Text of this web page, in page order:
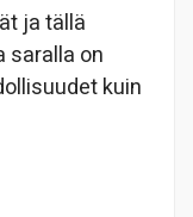
ja tällä
saralla on
kuin